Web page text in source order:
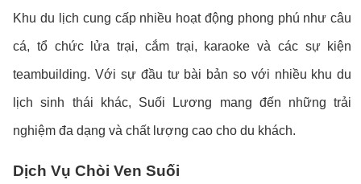
Khu du lịch cung cấp nhiều hoạt động phong phú như câu
cá, tổ chức lửa trại, cắm trại, karaoke và các sự kiện
teambuilding. Với sự đầu tư bài bản so với nhiều khu du
lịch sinh thái khác, Suối Lương mang đến những trải
nghiệm đa dạng và chất lượng cao cho du khách.
Dịch Vụ Chòi Ven Suối